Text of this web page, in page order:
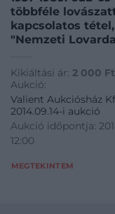
többféle
kapcsolatos
"Nemzeti Lovarda
díjszalagok,
és "Bábolna" Ag
emlékérem
adományozói
dísztokban
T/C:vegyes
Kikiáltási ár: 2 000 Ft
Aukció:
Valient Aukciósház
2014.09.14-i aukció
Aukció időpontja:
12:00
MEGTEKINTEM